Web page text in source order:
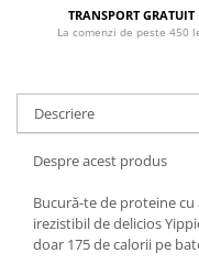
Puritan`s Pride
Raw Nutrition
Revoflex
Rich Piana 5% Nutrition
RIPT
Scivation
Skill Nutrition
TRANSPORT GRATUIT
La comenzi de peste 450
Descriere
Despre acest produs
Bucură-te de proteine
irezistibil de delicios
doar 175 de calorii pe